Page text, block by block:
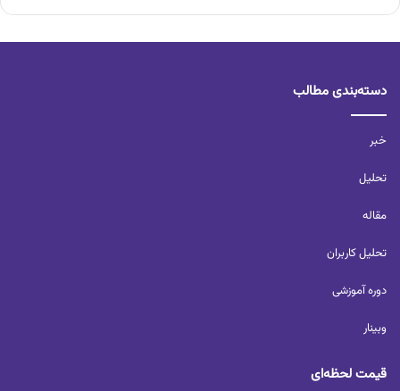
دسته‌بندی مطالب
خبر
تحلیل‌
مقاله
تحلیل کاربران‌
دوره آموزشی
وبینار
قیمت لحظه‌ای